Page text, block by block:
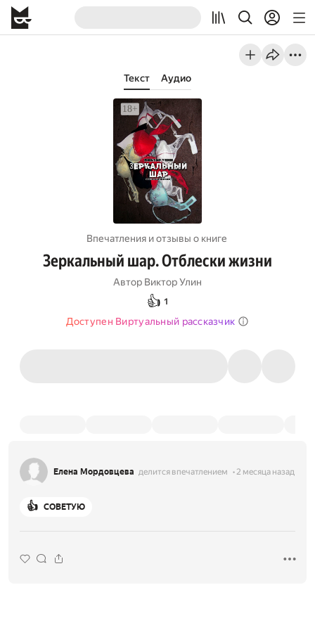
Текст Аудио
Впечатления и отзывы о книге
Зеркальный шар. Отблески жизни
Автор Виктор Улин
👍 1
Доступен Виртуальный рассказчик
Елена Мордовцева делится впечатлением 2 месяца назад
👍 СОВЕТУЮ